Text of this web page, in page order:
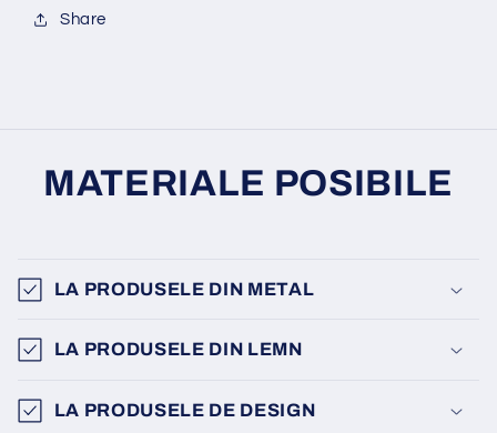
Share
MATERIALE POSIBILE
LA PRODUSELE DIN METAL
LA PRODUSELE DIN LEMN
LA PRODUSELE DE DESIGN